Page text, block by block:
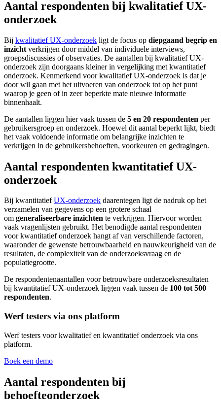
Aantal respondenten bij kwalitatief UX-
onderzoek
Bij kwalitatief UX-onderzoek ligt de focus op diepgaand begrip en
inzicht verkrijgen door middel van individuele interviews,
groepsdiscussies of observaties. De aantallen bij kwalitatief UX-
onderzoek zijn doorgaans kleiner in vergelijking met kwantitatief
onderzoek. Kenmerkend voor kwalitatief UX-onderzoek is dat je
door wil gaan met het uitvoeren van onderzoek tot op het punt
waarop je geen of in zeer beperkte mate nieuwe informatie
binnenhaalt.
De aantallen liggen hier vaak tussen de 5 en 20 respondenten per
gebruikersgroep en onderzoek. Hoewel dit aantal beperkt lijkt, biedt
het vaak voldoende informatie om belangrijke inzichten te
verkrijgen in de gebruikersbehoeften, voorkeuren en gedragingen.
Aantal respondenten kwantitatief UX-
onderzoek
Bij kwantitatiefUX-onderzoek daarentegen ligt de nadruk op het
verzamelen van gegevens op een grotere schaal
om generaliseerbare inzichten te verkrijgen. Hiervoor worden
vaak vragenlijsten gebruikt. Het benodigde aantal respondenten
voor kwantitatief onderzoek hangt af van verschillende factoren,
waaronder de gewenste betrouwbaarheid en nauwkeurigheid van de
resultaten, de complexiteit van de onderzoeksvraag en de
populatiegrootte.
De respondentenaantallen voor betrouwbare onderzoeksresultaten
bij kwantitatief UX-onderzoek liggen vaak tussen de 100 tot 500
respondenten.
Werf testers via ons platform
Werf testers voor kwalitatief en kwantitatief onderzoek via ons
platform.
Boek een demo
Aantal respondenten bij
behoefteonderzoek